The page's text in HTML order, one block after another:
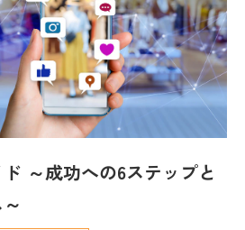
～成功への6ステップと